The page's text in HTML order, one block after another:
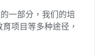
一部分，我们的培
项目等多种途径，